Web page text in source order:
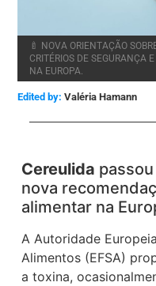
🍼 NOVA ORIENTAÇÃO
CRITÉRIOS DE SEGURANÇA
NA EUROPA.
Edited by: Valéria Hamann
Cereulida
nova
alimentar na
A Autoridade
Alimentos (EFSA)
a toxina,